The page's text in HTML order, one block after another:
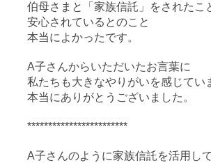
伯母さまと「家族信託」をされたこ
安心されているとのこと
本当によかったです。
A子さんからいただいたお言葉に
私たちも大きなやりがいを感じてい
本当にありがとうございました。
************************
A子さんのように家族信託を活用して